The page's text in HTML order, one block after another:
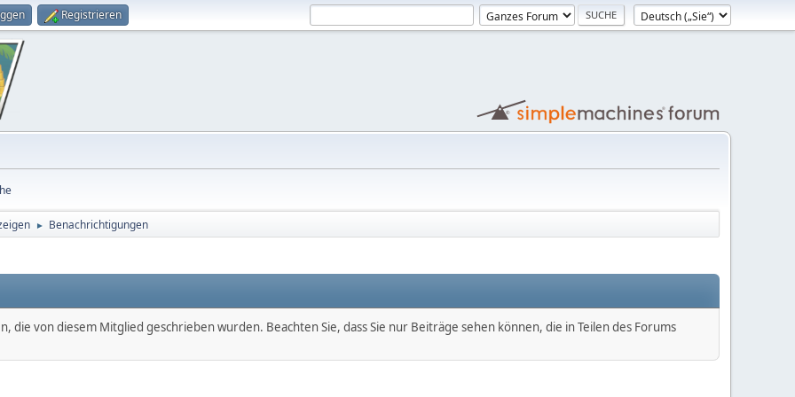
Registrieren
► Benachrichtigungen
die von diesem Mitglied geschrieben wurden. Beachten Sie, dass Sie nur Beiträge sehen können, die in Teilen des Forums